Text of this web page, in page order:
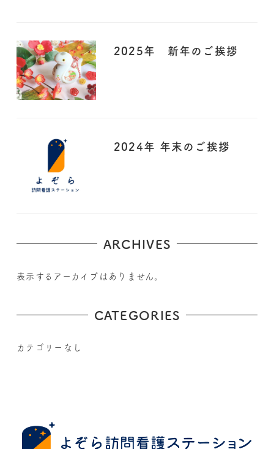
2025年 新年のご挨拶
2024年 年末のご挨拶
ARCHIVES
表示するアーカイブはありません。
CATEGORIES
カテゴリーなし